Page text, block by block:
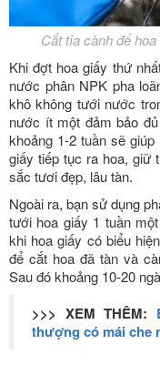
Cắt tỉa cành để
Khi đợt hoa giấy thứ
nước phân NPK pha
khô không tưới nước
nước ít một đảm bảo
khoảng 1-2 tuần sẽ
giấy tiếp tục ra hoa, giữ
sắc tươi đẹp, lâu tàn.
Ngoài ra, bạn sử dụng
tưới hoa giấy 1 tuần
khi hoa giấy có biểu
để cắt hoa đã tàn và
Sau đó khoảng 10-20
>>> XEM THÊM:
thượng có mái che